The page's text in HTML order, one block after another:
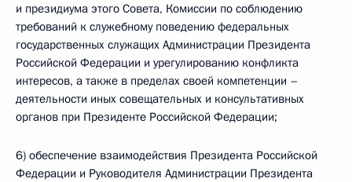
и президиума этого Совета, Комиссии по соблюдению
требований к служебному поведению федеральных
государственных служащих Администрации Президента
Российской Федерации и урегулированию конфликта
интересов, а также в пределах своей компетенции –
деятельности иных совещательных и консультативных
органов при Президенте Российской Федерации;
6) обеспечение взаимодействия Президента Российской
Федерации и Руководителя Администрации Президента